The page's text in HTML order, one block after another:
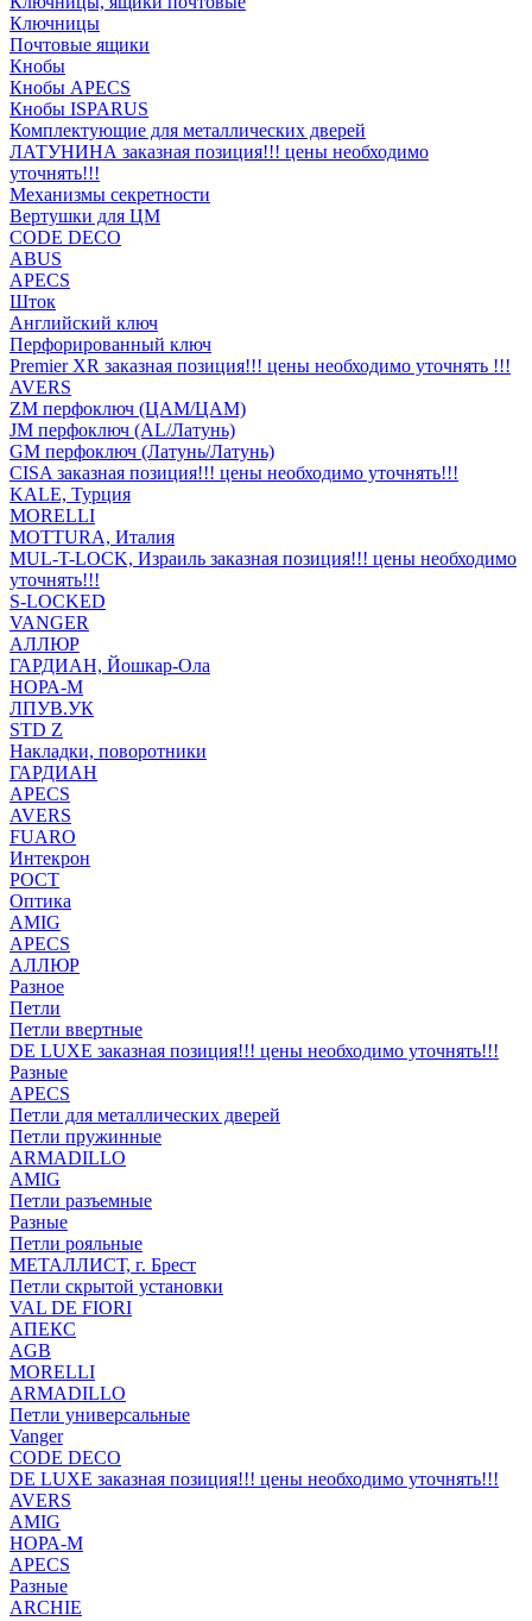
Ключницы
Почтовые ящики
Кнобы
Кнобы APECS
Кнобы ISPARUS
Комплектующие для металлических дверей
ЛАТУНИНА заказная позиция!!! цены необходимо
уточнять!!!
Механизмы секретности
Вертушки для ЦМ
CODE DECO
ABUS
APECS
Шток
Английский ключ
Перфорированный ключ
Premier XR заказная позиция!!! цены необходимо уточнять !!!
AVERS
ZM перфоключ (ЦАМ/ЦАМ)
JМ перфоключ (АL/Латунь)
GM перфоключ (Латунь/Латунь)
CISA заказная позиция!!! цены необходимо уточнять!!!
KALE, Турция
MORELLI
MOTTURA, Италия
MUL-T-LOCK, Израиль заказная позиция!!! цены необходимо
уточнять!!!
S-LOCKED
VANGER
АЛЛЮР
ГАРДИАН, Йошкар-Ола
НОРА-М
ЛПУВ.УК
STD Z
Накладки, поворотники
ГАРДИАН
APECS
AVERS
FUARO
Интекрон
РОСТ
Оптика
AMIG
APECS
АЛЛЮР
Разное
Петли
Петли ввертные
DE LUXE заказная позиция!!! цены необходимо уточнять!!!
Разные
APECS
Петли для металлических дверей
Петли пружинные
ARMADILLO
AMIG
Петли разъемные
Разные
Петли рояльные
МЕТАЛЛИСТ, г. Брест
Петли скрытой установки
VAL DE FIORI
АПЕКС
AGB
MORELLI
ARMADILLO
Петли универсальные
Vanger
CODE DECO
DE LUXE заказная позиция!!! цены необходимо уточнять!!!
AVERS
AMIG
НОРА-М
APECS
Разные
ARCHIE